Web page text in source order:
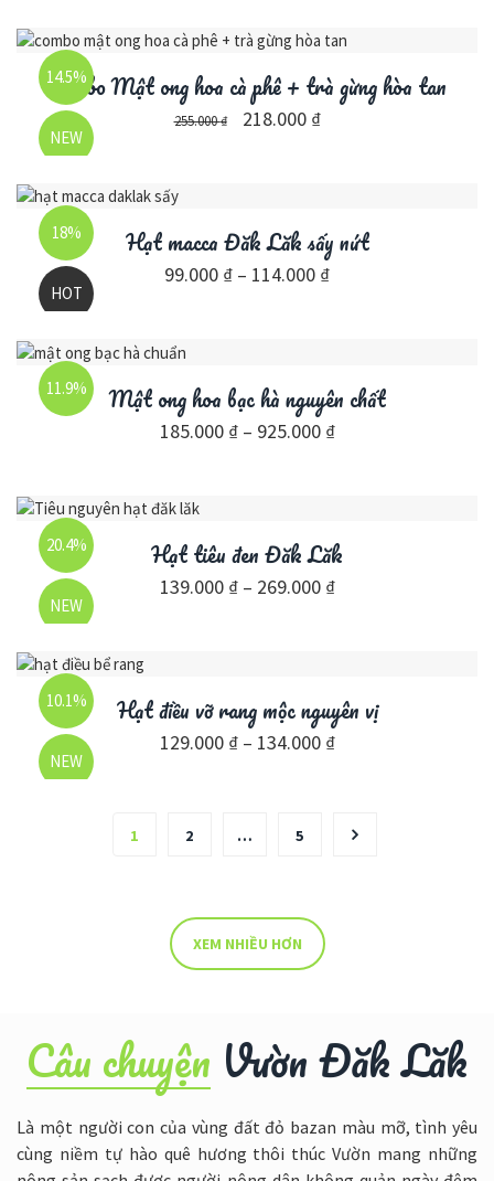
14.5%
NEW
Combo Mật ong hoa cà phê + trà gừng hòa tan
255.000₫ 218.000 ₫
18%
HOT
Hạt macca Đăk Lăk sấy nứt
99.000 ₫ – 114.000 ₫
11.9% Mật ong hoa bạc hà nguyên chất
185.000 ₫ – 925.000 ₫
20.4%
NEW
Hạt tiêu đen Đăk Lăk
139.000 ₫ – 269.000 ₫
10.1%
NEW
Hạt điều vỡ rang mộc nguyên vị
129.000 ₫ – 134.000 ₫
1 2 … 5
XEM NHIỀU HƠN
Câu chuyện Vườn Đăk Lăk
Là một người con của vùng đất đỏ bazan màu mỡ, tình yêu
cùng niềm tự hào quê hương thôi thúc Vườn mang những